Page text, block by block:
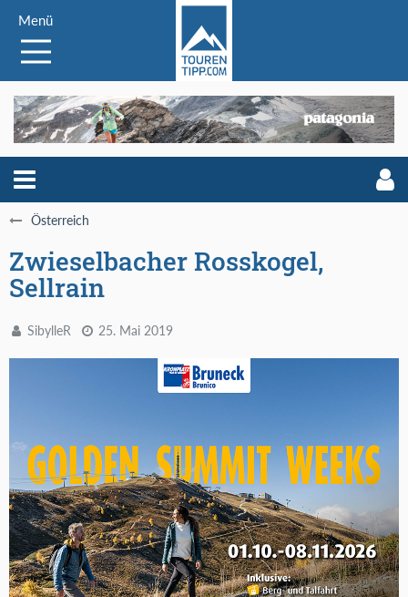
Menü
Österreich
Zwieselbacher Rosskogel,
Sellrain
SibylleR 25. Mai 2019